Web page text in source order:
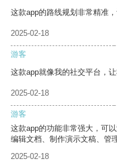
这款app的路线规划非常精准
2025-02-18
游客
这款app就像我的社交平台，
2025-02-18
游客
这款app的功能非常强大，可
编辑文档、制作演示文稿、管
2025-02-18